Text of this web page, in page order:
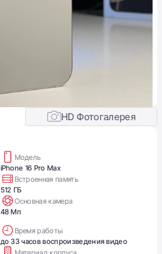
HD Фотогалерея
Модель
iPhone 16 Pro Max
Встроенная память
512 ГБ
Основная камера
48 Мп
Время работы
до 33 часов воспроизведения видео
Материал корпуса